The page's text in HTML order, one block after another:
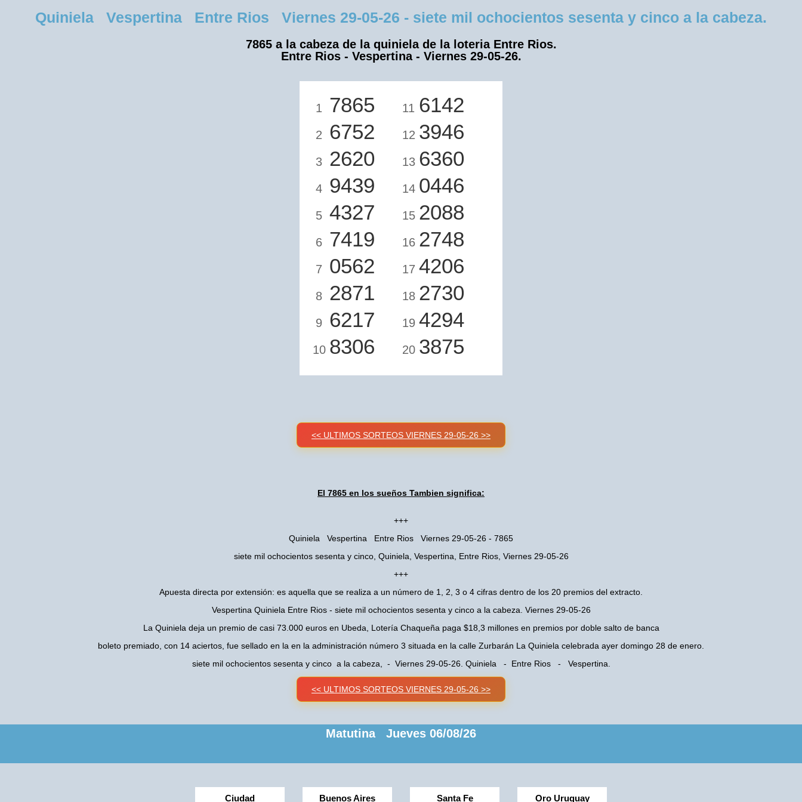
Quiniela Vespertina Entre Rios Viernes 29-05-26 - siete mil ochocientos sesenta y cinco a la cabeza.
7865 a la cabeza de la quiniela de la loteria Entre Rios.
Entre Rios - Vespertina - Viernes 29-05-26.
1 7865
2 6752
3 2620
4 9439
5 4327
6 7419
7 0562
8 2871
9 6217
10 8306
11 6142
12 3946
13 6360
14 0446
15 2088
16 2748
17 4206
18 2730
19 4294
20 3875
<< ULTIMOS SORTEOS VIERNES 29-05-26 >>
El 7865 en los sueños Tambien significa:
+++
Quiniela Vespertina Entre Rios Viernes 29-05-26 - 7865
siete mil ochocientos sesenta y cinco, Quiniela, Vespertina, Entre Rios, Viernes 29-05-26
+++
Apuesta directa por extensión: es aquella que se realiza a un número de 1, 2, 3 o 4 cifras dentro de los 20 premios del extracto.
Vespertina Quiniela Entre Rios - siete mil ochocientos sesenta y cinco a la cabeza. Viernes 29-05-26
La Quiniela deja un premio de casi 73.000 euros en Ubeda, Lotería Chaqueña paga $18,3 millones en premios por doble salto de banca
boleto premiado, con 14 aciertos, fue sellado en la en la administración número 3 situada en la calle Zurbarán La Quiniela celebrada ayer domingo 28 de enero.
siete mil ochocientos sesenta y cinco a la cabeza, - Viernes 29-05-26. Quiniela - Entre Rios - Vespertina.
<< ULTIMOS SORTEOS VIERNES 29-05-26 >>
Matutina Jueves 06/08/26
Ciudad Buenos Aires Santa Fe Oro Uruguay